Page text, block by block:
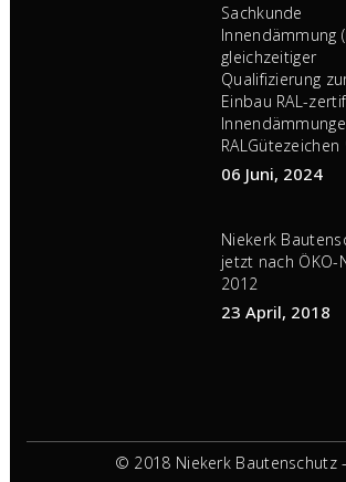
Sachkunde
Innendämmung
gleichzeitiger
Qualifizierung
Einbau RAL-
RALGütezeichen
06 Juni, 2024
Niekerk
jetzt nach ÖKO-
2012
23 April, 2018
© 2018 Niekerk Bautenschutz